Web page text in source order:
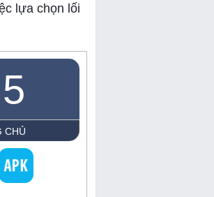
lựa chọn lối
CHỦ